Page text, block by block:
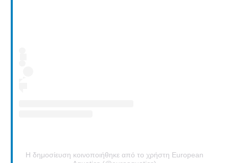
Η δημοσίευση κοινοποιήθηκε από το χρήστη European